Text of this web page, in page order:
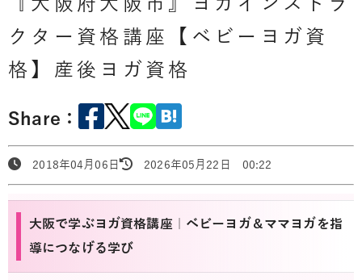
クター資格講座【ベビーヨガ資
格】産後ヨガ資格
Share：
2018年04月06日 2026年05月22日 00:22
大阪で学ぶヨガ資格講座｜ベビーヨガ＆ママヨガを指
導につなげる学び